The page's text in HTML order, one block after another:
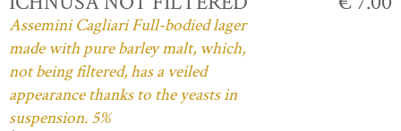
Assemini Cagliari Full-bodied lager
made with pure barley malt, which,
not being filtered, has a veiled
appearance thanks to the yeasts in
suspension. 5%